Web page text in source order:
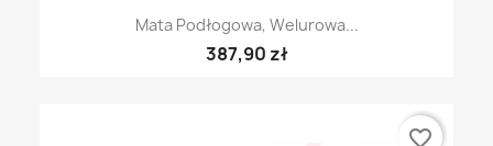
Mata Podłogowa, Welurowa...
387,90 zł
favorite_border